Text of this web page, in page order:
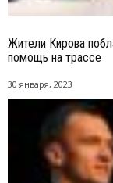
Жители Кирова
помощь на трассе
30 января, 2023